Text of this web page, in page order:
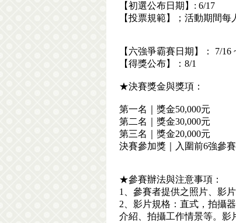
【初選公布日期】: 6/17
【投票規範】；活動期間每
【六強爭霸賽日期】： 7/
【得獎公布】：8/1
★決賽獎金與獎項：
第一名｜獎金50,000元
第二名｜獎金30,000元
第三名｜獎金20,000元
決賽參加獎｜入圍前6強參
★參賽辦法與注意事項：
1、參賽者提供之照片、影
2、影片規格：直式，拍攝
介紹、拍攝工作情景等。影